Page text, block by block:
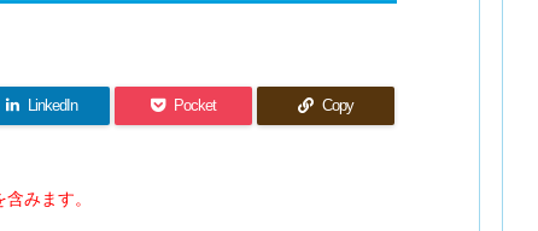
LinkedIn Pocket Copy
みます。